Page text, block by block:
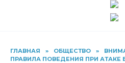
ГЛАВНАЯ » ОБЩЕСТВО »
ПРАВИЛА ПОВЕДЕНИЯ ПРИ АТАКЕ